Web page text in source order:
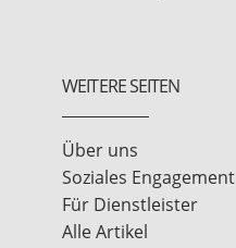
WEITERE SEITEN
Über uns
Soziales Engagement
Für Dienstleister
Alle Artikel